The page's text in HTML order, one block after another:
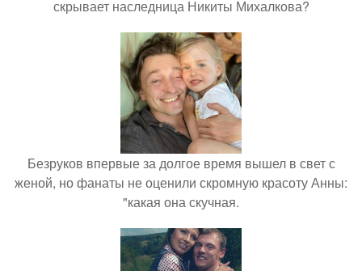
скрывает наследница Никиты Михалкова?
Безруков впервые за долгое время вышел в свет с
женой, но фанаты не оценили скромную красоту Анны:
"какая она скучная.